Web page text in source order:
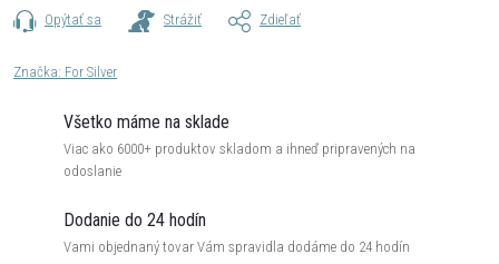
Opýtať sa Strážiť Zdieľať
Značka: For Silver
Všetko máme na sklade
Viac ako 6000+ produktov skladom a ihneď pripravených na
odoslanie
Dodanie do 24 hodín
Vami objednaný tovar Vám spravidla dodáme do 24 hodín